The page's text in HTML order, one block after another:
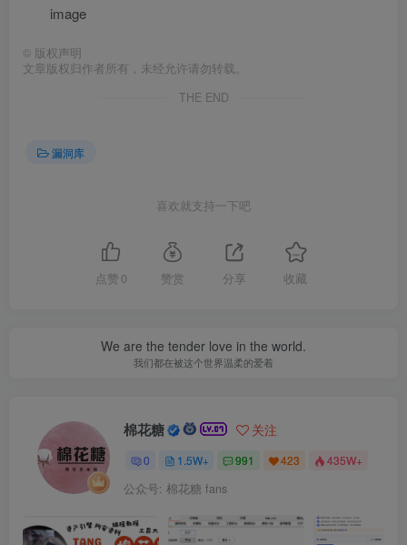
image
© 版权声明
文章版权归作者所有，未经允许请勿转载。
THE END
漏洞库
喜欢就支持一下吧
点赞 0 赞赏 分享 收藏
We are the tender love in the world.
我们都在被这个世界温柔的爱着
棉花糖 关注
0 1.5W+ 991 423 435W+
公众号: 棉花糖 fans